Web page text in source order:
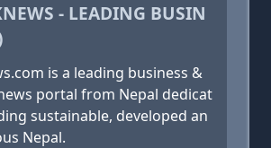
- LEADING BUSIN
is a leading business &
portal from Nepal dedicat
sustainable, developed an
Nepal.